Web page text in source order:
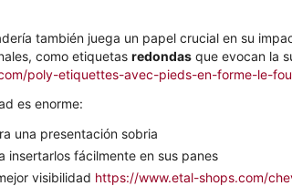
también juega un papel crucial en su
como etiquetas redondas que evocan la
poly-etiquettes-avec-pieds-en-forme-le-
es enorme:
una presentación sobria
insertarlos fácilmente en sus panes
visibilidad https://www.etal-shops.com/